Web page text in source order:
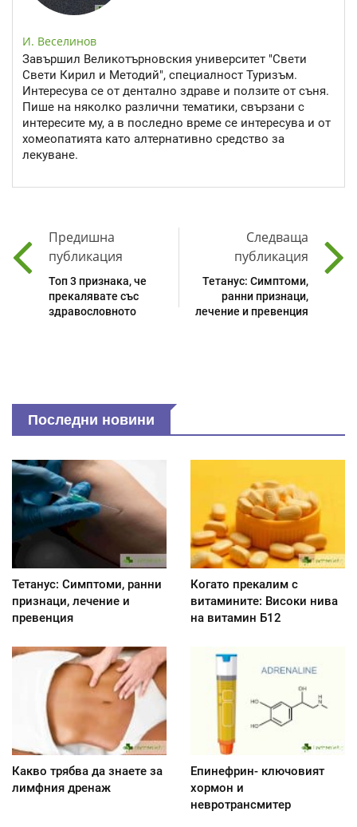
И. Веселинов
Завършил Великотърновския университет "Свети
Свети Кирил и Методий", специалност Туризъм.
Интересува се от дентално здраве и ползите от съня.
Пише на няколко различни тематики, свързани с
интересите му, а в последно време се интересува и от
хомеопатията като алтернативно средство за
лекуване.
Предишна
публикация
Топ 3 признака, че
прекалявате със
здравословното
Следваща
публикация
Тетанус: Симптоми,
ранни признаци,
лечение и превенция
Последни новини
Тетанус: Симптоми, ранни
признаци, лечение и
превенция
Когато прекалим с
витамините: Високи нива
на витамин Б12
Какво трябва да знаете за
лимфния дренаж
Епинефрин- ключовият
хормон и
невротрансмитер